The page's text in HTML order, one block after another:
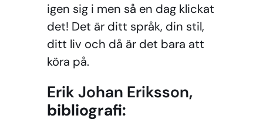
igen sig i men så en dag klickat
det! Det är ditt språk, din stil,
ditt liv och då är det bara att
köra på.
Erik Johan Eriksson,
bibliografi: